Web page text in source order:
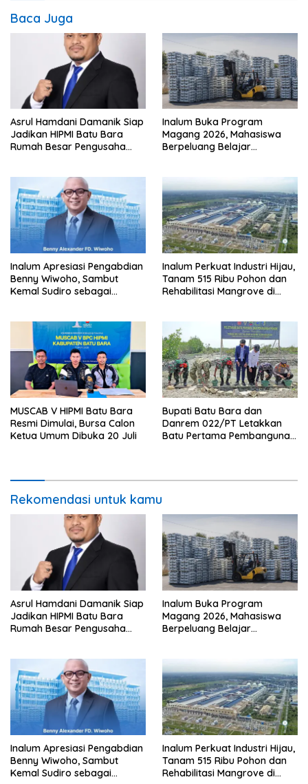
Baca Juga
Asrul Hamdani Damanik Siap
Jadikan HIPMI Batu Bara
Rumah Besar Pengusaha
Inalum Buka Program
Magang 2026, Mahasiswa
Berpeluang Belajar
Inalum Apresiasi Pengabdian
Benny Wiwoho, Sambut
Kemal Sudiro sebagai
Inalum Perkuat Industri Hijau,
Tanam 515 Ribu Pohon dan
Rehabilitasi Mangrove di
MUSCAB V HIPMI Batu Bara
Resmi Dimulai, Bursa Calon
Ketua Umum Dibuka 20 Juli
Bupati Batu Bara dan
Danrem 022/PT Letakkan
Batu Pertama Pembangunan
Rekomendasi untuk kamu
Asrul Hamdani Damanik Siap
Jadikan HIPMI Batu Bara
Rumah Besar Pengusaha
Inalum Buka Program
Magang 2026, Mahasiswa
Berpeluang Belajar
Inalum Apresiasi Pengabdian
Benny Wiwoho, Sambut
Kemal Sudiro sebagai
Inalum Perkuat Industri Hijau,
Tanam 515 Ribu Pohon dan
Rehabilitasi Mangrove di